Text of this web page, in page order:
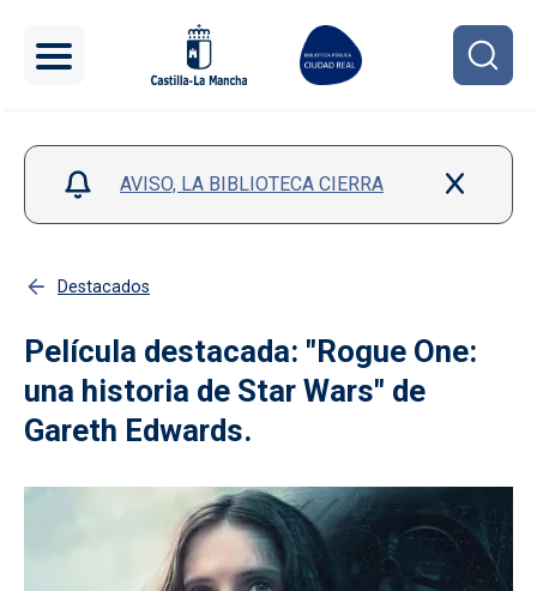
AVISO, LA BIBLIOTECA CIERRA
Destacados
Película destacada: "Rogue One:
una historia de Star Wars" de
Gareth Edwards.